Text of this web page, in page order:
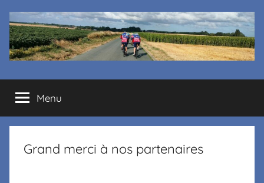
Cyclo
club
La
Menu
Grand merci à nos partenaires